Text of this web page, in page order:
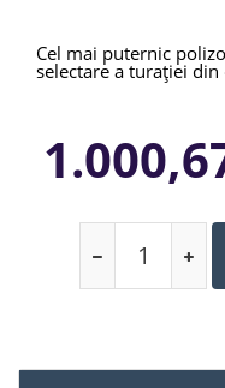
Cel mai puternic
selectare a turaţiei din